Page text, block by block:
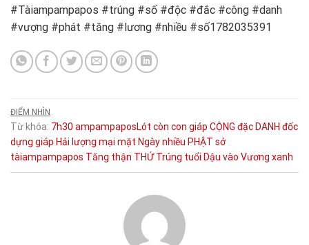
#Tàiampampapos #trúng #số #độc #đắc #công #danh
#vượng #phát #tăng #lương #nhiều #số1782035391
ĐIỂM NHÌN
Từ khóa: 7h30 ampampaposLót còn con giáp CỘNG đặc DANH đốc
dựng giáp Hải lượng mại mặt Ngàynhiều PHẬT sở
tàiampampapos Tăng thận THỨ Trúng tuổi Dậu vào Vương xanh